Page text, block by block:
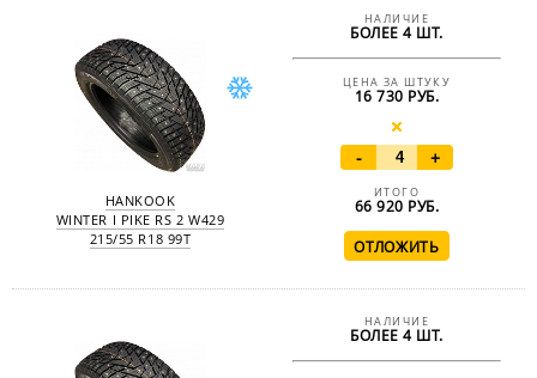
HANKOOK
WINTER I PIKE RS 2 W429
215/55 R18 99T
НАЛИЧИЕ
БОЛЕЕ 4 ШТ.
ЦЕНА ЗА ШТУКУ
16 730 РУБ.
- +
ИТОГО
66 920 РУБ.
НАЛИЧИЕ
БОЛЕЕ 4 ШТ.